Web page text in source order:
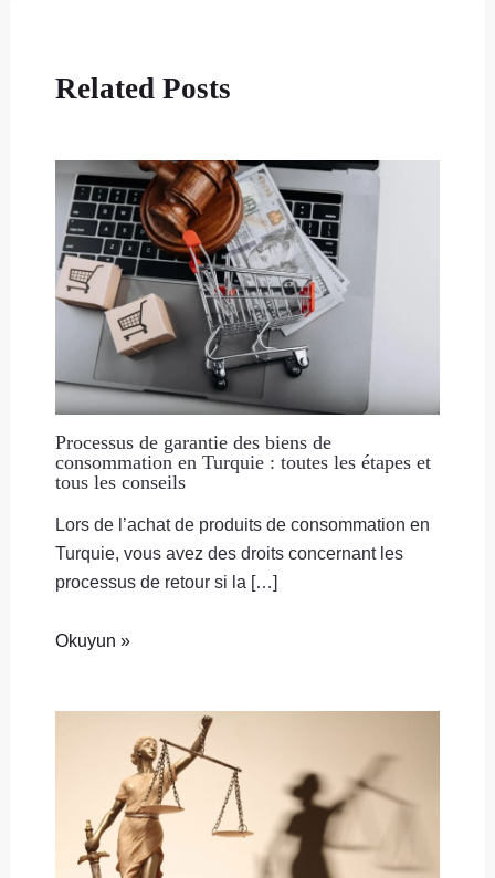
Related Posts
Processus de garantie des biens de
consommation en Turquie : toutes les étapes et
tous les conseils
Lors de l’achat de produits de consommation en
Turquie, vous avez des droits concernant les
processus de retour si la […]
Okuyun »